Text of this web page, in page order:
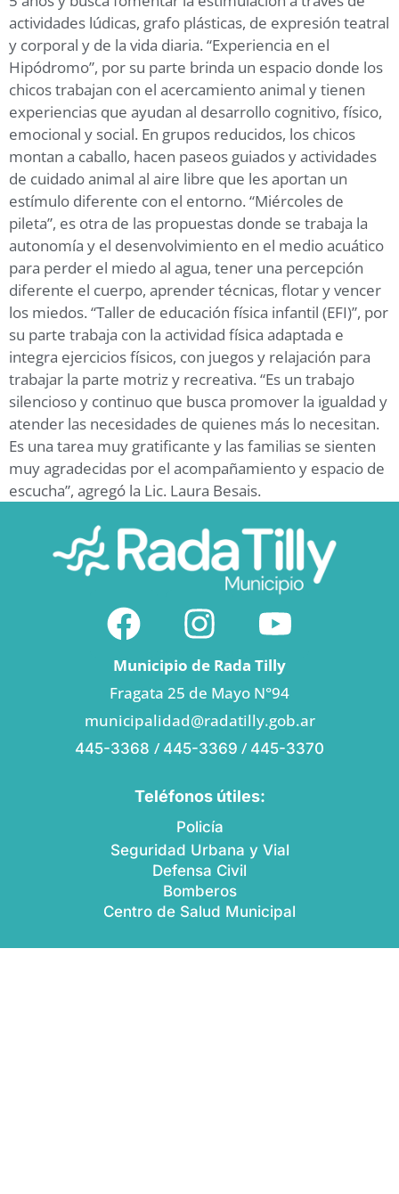
actividades lúdicas, grafo plásticas, de expresión teatral
y corporal y de la vida diaria. “Experiencia en el
Hipódromo”, por su parte brinda un espacio donde los
chicos trabajan con el acercamiento animal y tienen
experiencias que ayudan al desarrollo cognitivo, físico,
emocional y social. En grupos reducidos, los chicos
montan a caballo, hacen paseos guiados y actividades
de cuidado animal al aire libre que les aportan un
estímulo diferente con el entorno. “Miércoles de
pileta”, es otra de las propuestas donde se trabaja la
autonomía y el desenvolvimiento en el medio acuático
para perder el miedo al agua, tener una percepción
diferente el cuerpo, aprender técnicas, flotar y vencer
los miedos. “Taller de educación física infantil (EFI)”, por
su parte trabaja con la actividad física adaptada e
integra ejercicios físicos, con juegos y relajación para
trabajar la parte motriz y recreativa. “Es un trabajo
silencioso y continuo que busca promover la igualdad y
atender las necesidades de quienes más lo necesitan.
Es una tarea muy gratificante y las familias se sienten
muy agradecidas por el acompañamiento y espacio de
escucha”, agregó la Lic. Laura Besais.
Municipio de Rada Tilly
Fragata 25 de Mayo N°94
municipalidad@radatilly.gob.ar
445-3368 / 445-3369 / 445-3370
Teléfonos útiles:
Policía
Seguridad Urbana y Vial
Defensa Civil
Bomberos
Centro de Salud Municipal